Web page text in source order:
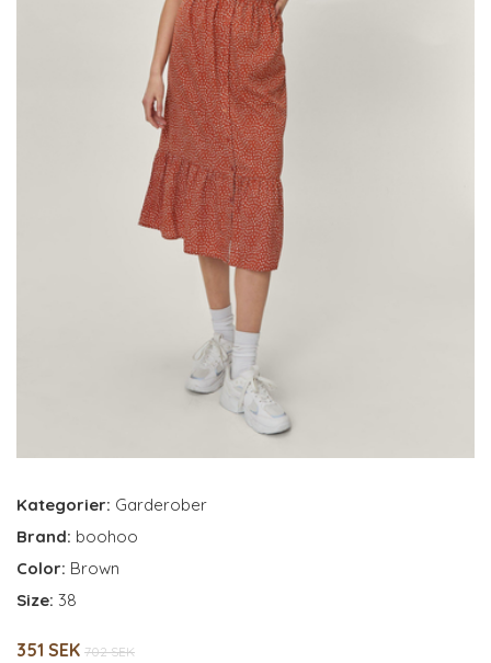
Kategorier: Garderober
Brand: boohoo
Color: Brown
Size: 38
351 SEK 702 SEK